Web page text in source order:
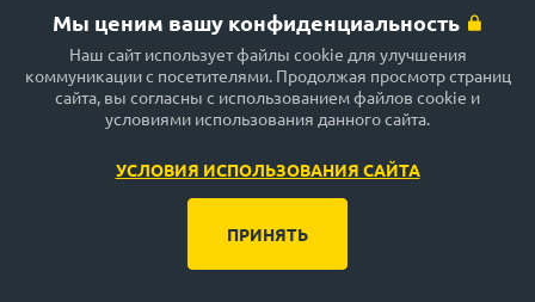
Мы ценим вашу конфиденциальность
Наш сайт использует файлы cookie для улучшения
коммуникации с посетителями. Продолжая просмотр страниц
сайта, вы согласны с использованием файлов cookie и
условиями использования данного сайта.
УСЛОВИЯ ИСПОЛЬЗОВАНИЯ САЙТА
ПРИНЯТЬ
рекламы или получены на безвозмездной основе из источников,
которые мы считаем надежными, но их точность и полнота не
гарантируются! В соответствии с законодательством, администрация
сайта FRANCHISE CAPITAL не гарантирует и не обещает в будущем
доходности никаких вложений, не дает гарантии надежности
возможных инвестиций и стабильности размеров возможных доходов.
Сайт FRANCHISE CAPITAL не несёт никакой ответственности за
Правила и условия использования сайта
by turbota.agency